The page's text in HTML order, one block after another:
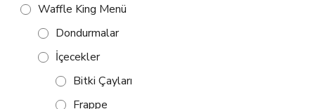
Waffle King Menü
Dondurmalar
İçecekler
Bitki Çayları
Frappe